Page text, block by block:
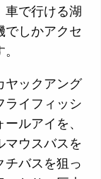
車で行ける湖
でしかアクセ
ヤックアング
ライフィッシ
ルアイを、
マウスバスを
チバスを狙っ